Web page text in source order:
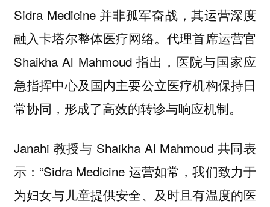
Sidra Medicine 并非孤军奋战，其运营深度
融入卡塔尔整体医疗网络。代理首席运营官
Shaikha Al Mahmoud 指出，医院与国家应
急指挥中心及国内主要公立医疗机构保持日
常协同，形成了高效的转诊与响应机制。
Janahi 教授与 Shaikha Al Mahmoud 共同表
示：“Sidra Medicine 运营如常，我们致力于
为妇女与儿童提供安全、及时且有温度的医